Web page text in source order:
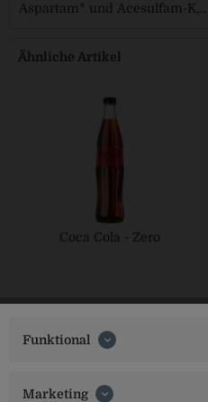
Aspartam* und Acesulfam-K,...
Ähnliche Artikel
Coca Cola - Zero
Funktional
Marketing